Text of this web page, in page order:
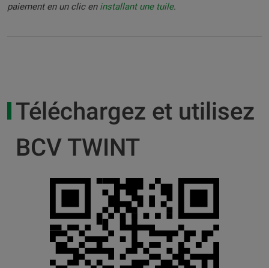
paiement en un clic en installant une tuile.
Téléchargez et utilisez
BCV TWINT